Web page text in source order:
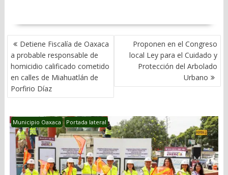
NAVEGACIÓN
DE
ENTRADAS
Detiene Fiscalía de Oaxaca
a probable responsable de
homicidio calificado cometido
en calles de Miahuatlán de
Porfirio Díaz
Proponen en el Congreso
local Ley para el Cuidado y
Protección del Arbolado
Urbano
Municipio Oaxaca Portada lateral